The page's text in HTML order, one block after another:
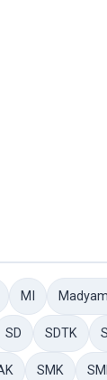
MI
SD SDTK
SMK